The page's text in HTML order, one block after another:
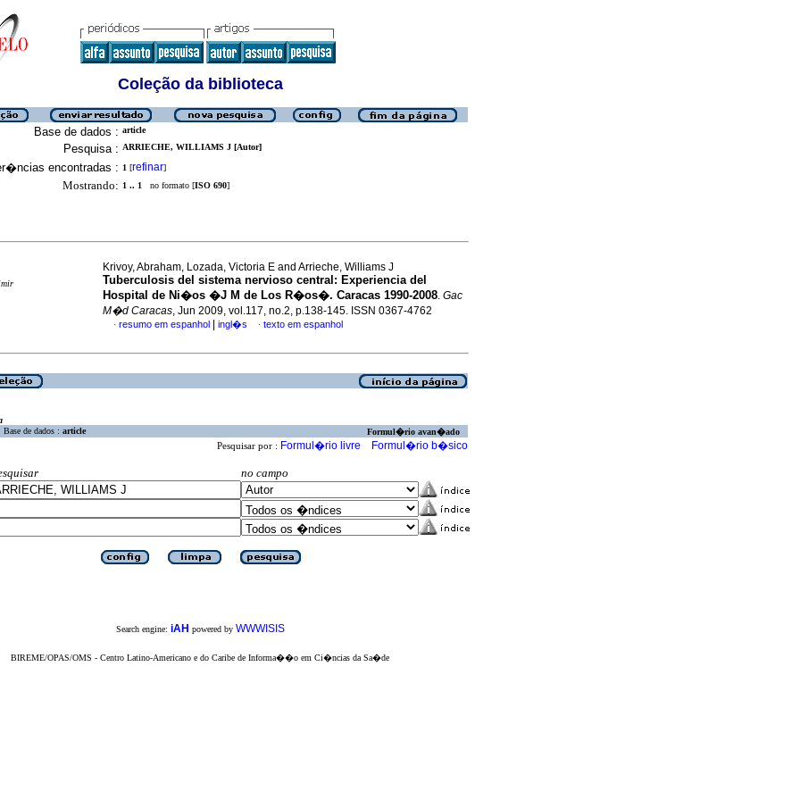
Coleção da biblioteca
Base de dados : article
Pesquisa : ARRIECHE, WILLIAMS J [Autor]
encontradas : 1 [refinar]
Mostrando: 1 .. 1 no formato [ISO 690]
Krivoy, Abraham, Lozada, Victoria E and Arrieche, Williams J
Tuberculosis del sistema nervioso central : Experiencia del
Hospital de Ni�os �J M de Los R�os�. Caracas 1990-2008. Gac
M�d Caracas, Jun 2009, vol.117, no.2, p.138-145. ISSN 0367-4762
· resumo em espanhol ingl�s · texto em espanhol
Base de dados : article Formul�rio avan�ado
Pesquisar por : Formul�rio livre Formul�rio b�sico
no campo
Search engine: iAH powered by WWWISIS
BIREME/OPAS/OMS - Centro Latino-Americano e do Caribe de Informa��o em Ci�ncias da Sa�de